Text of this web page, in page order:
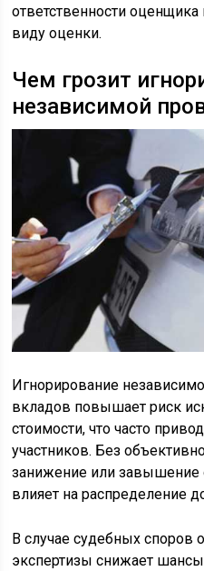
ответственности
виду оценки.
Чем грозит
независимой
Игнорирование
вкладов повышает риск
стоимости, что часто
участников. Без
занижение или завышение
влияет на распределение
В случае судебных споров
экспертизы снижает